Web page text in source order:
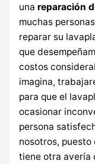
una reparación
muchas
reparar su
que
costos
imagina,
para que el
ocasionar
persona
nosotros, puesto
tiene otra avería